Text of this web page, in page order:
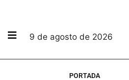
9 de agosto de 2026
PORTADA